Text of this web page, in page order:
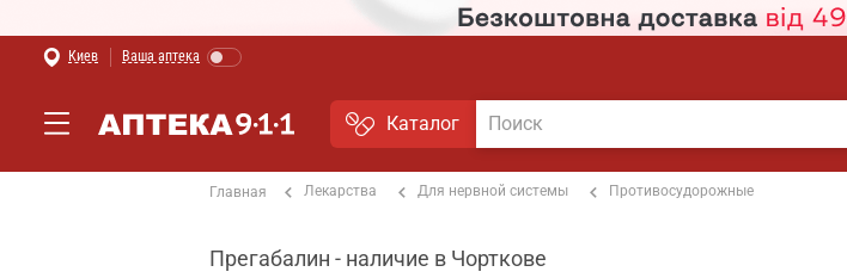
Киев Ваша аптека
Каталог
Главная Лекарства Для нервной системы Противосудорожные
Прегабалин - наличие в Чорткове